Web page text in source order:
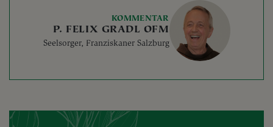
KOMMENTAR
P. FELIX GRADL OFM
Seelsorger, Franziskaner Salzburg